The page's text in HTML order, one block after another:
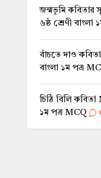
জন্মভূমি কবিতার
৬ষ্ঠ শ্রেণী বাংলা
বাঁচতে দাও
বাংলা ১ম পত্র
চিঠি বিলি
১ম পত্র MCQ